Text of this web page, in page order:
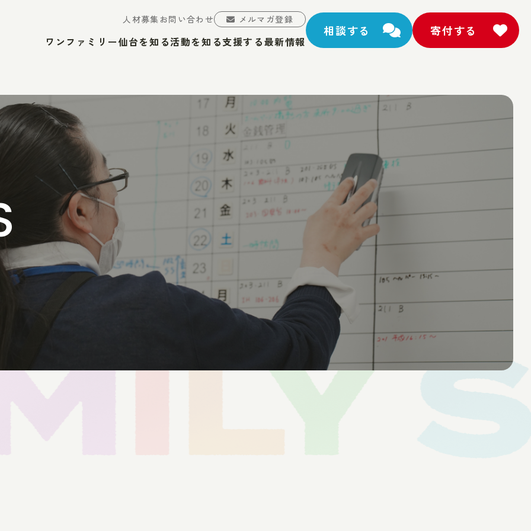
人材募集 お問い合わせ メルマガ登録
ワンファミリー仙台を知る活動を知る支援する最新情報
相談する 寄付する